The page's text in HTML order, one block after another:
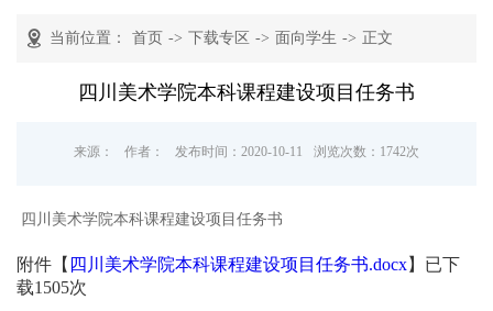
当前位置： 首页 -> 下载专区 -> 面向学生 -> 正文
四川美术学院本科课程建设项目任务书
来源： 作者： 发布时间：2020-10-11 浏览次数： 1742次
四川美术学院本科课程建设项目任务书
附件【 四川美术学院本科课程建设项目任务书.docx】已下
载1505次